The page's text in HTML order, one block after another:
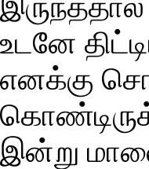
உடனே
எனக்கு
இன்று